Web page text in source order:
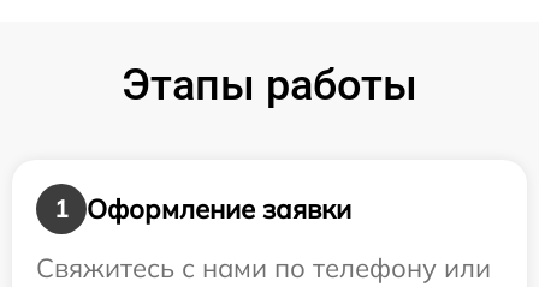
Этапы работы
1
Оформление заявки
Свяжитесь с нами по телефону или